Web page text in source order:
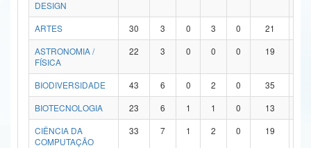
Secretaria de Governo
Advocacia-Geral da União
Banco Central do Brasil
DESIGN
ARTES 30 3 0 3 0 21
ASTRONOMIA /
FÍSICA
22 3 0 0 0 19
BIODIVERSIDADE 43 6 0 2 0 35
BIOTECNOLOGIA
23 6 1 1 0 13
CIÊNCIA DA
COMPUTAÇÃO
33 7 1 2 0 19